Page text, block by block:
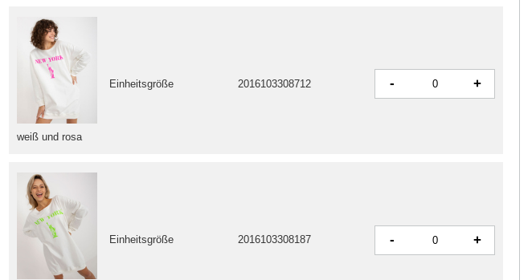
weiß und rosa
Einheitsgröße 2016103308712 - +
Einheitsgröße 2016103308187 - +